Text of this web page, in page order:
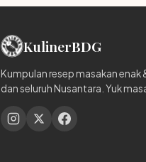
KulinerBDG
Kumpulan resep masakan enak
dan seluruh Nusantara. Yuk